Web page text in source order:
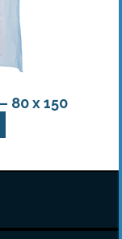
80 x 150